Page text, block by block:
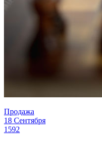
Продажа
18 Сентября
1592